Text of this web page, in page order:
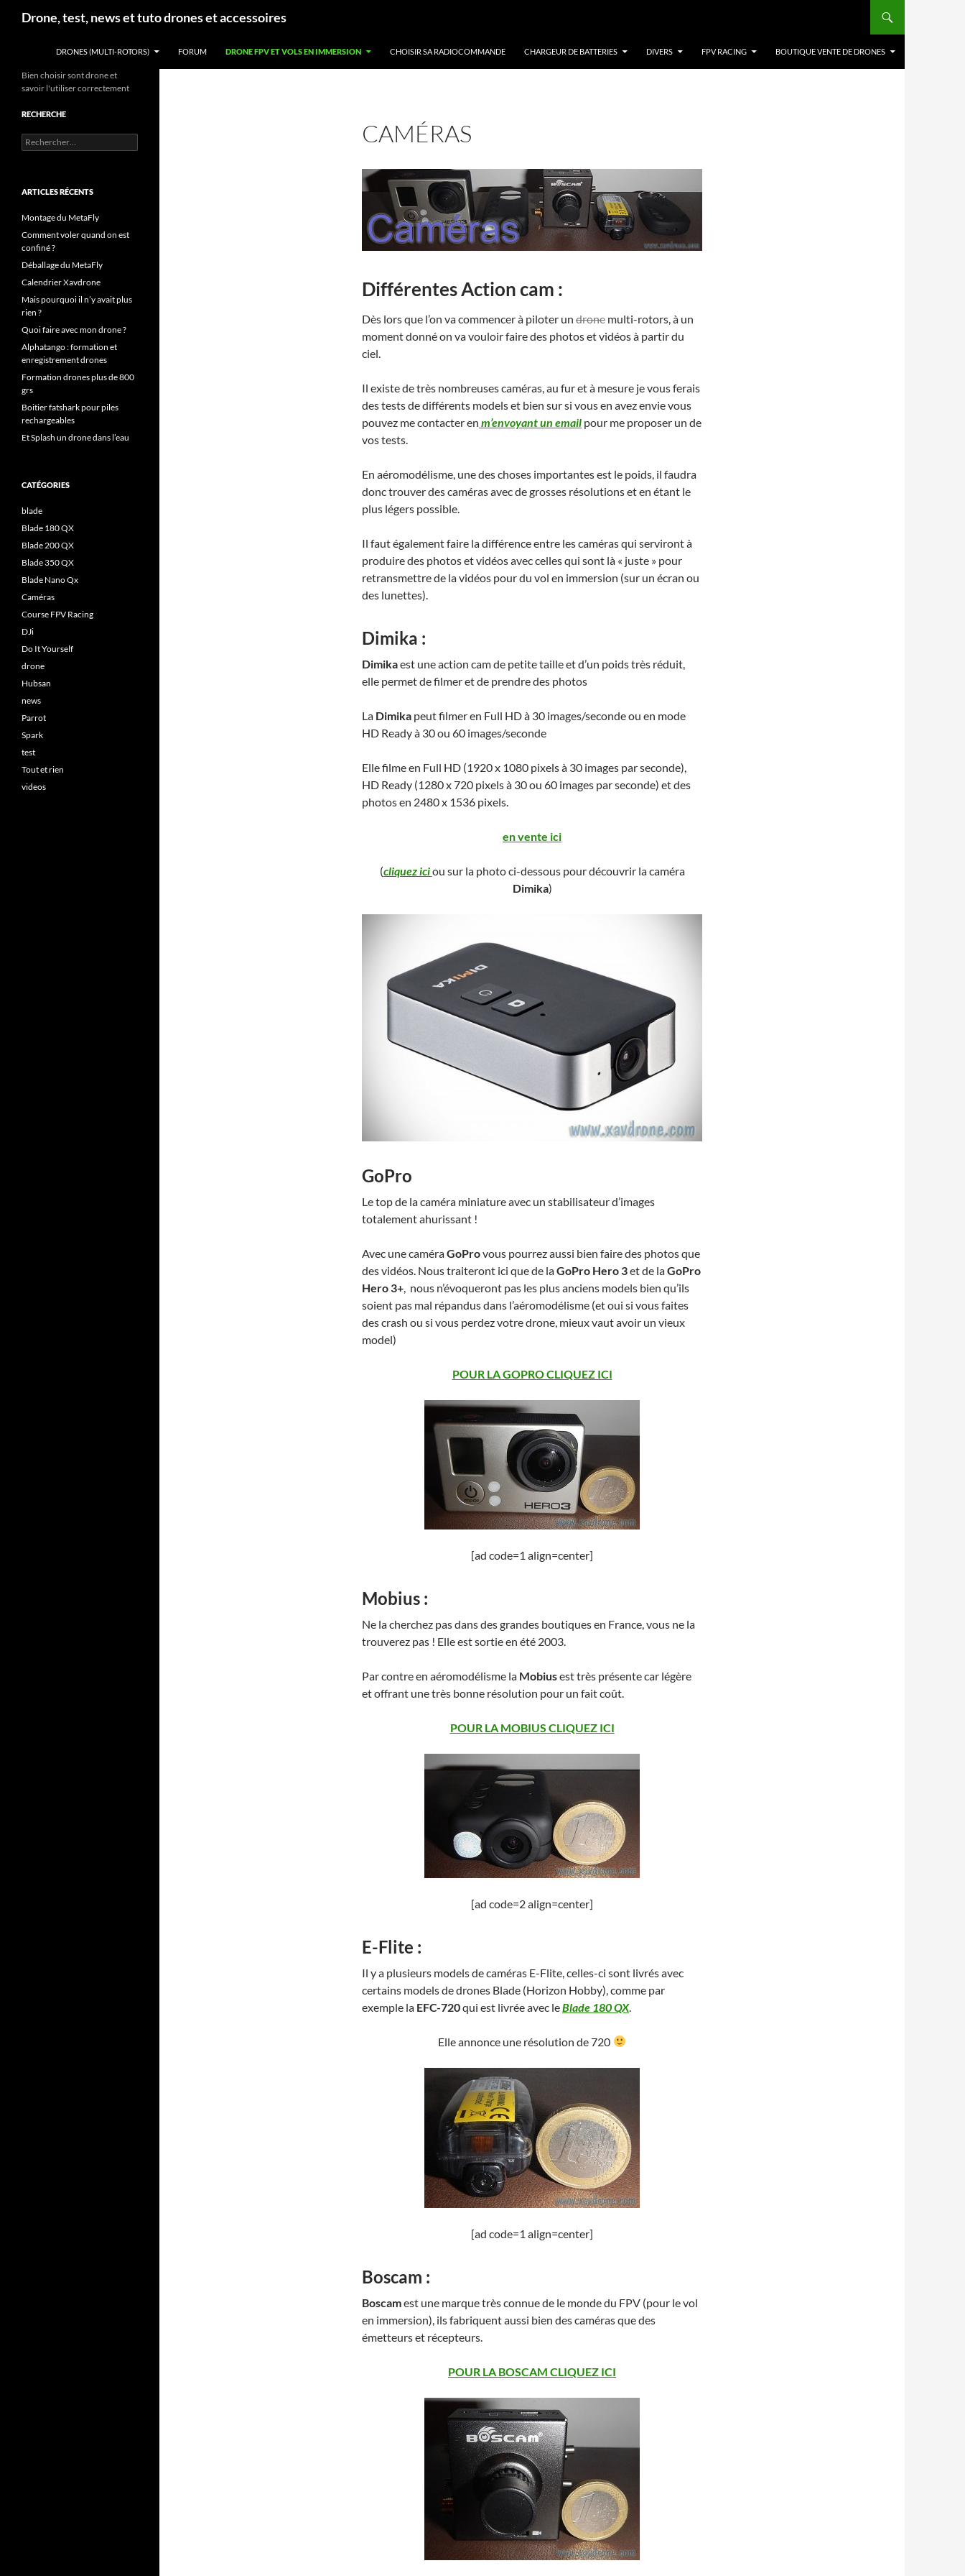
Drone, test, news et tuto drones et accessoires
DRONES (MULTI-ROTORS) FORUM DRONE FPV ET VOLS EN IMMERSION CHOISIR SA RADIOCOMMANDE CHARGEUR DE BATTERIES DIVERS FPV RACING BOUTIQUE VENTE DE DRONES
CAMÉRAS
Différentes Action cam :
Dès lors que l’on va commencer à piloter un drone multi-rotors, à un
moment donné on va vouloir faire des photos et vidéos à partir du
ciel.
Il existe de très nombreuses caméras, au fur et à mesure je vous ferais
des tests de différents models et bien sur si vous en avez envie vous
pouvez me contacter en m’envoyant un email pour me proposer un de
vos tests.
En aéromodélisme, une des choses importantes est le poids, il faudra
donc trouver des caméras avec de grosses résolutions et en étant le
plus légers possible.
Il faut également faire la différence entre les caméras qui serviront à
produire des photos et vidéos avec celles qui sont là « juste » pour
retransmettre de la vidéos pour du vol en immersion (sur un écran ou
des lunettes).
Dimika :
Dimikaest une action cam de petite taille et d’un poids très réduit,
elle permet de filmer et de prendre des photos
La Dimika peut filmer en Full HD à 30 images/seconde ou en mode
HD Ready à 30 ou 60 images/seconde
Elle filme en Full HD (1920 x 1080 pixels à 30 images par seconde),
HD Ready (1280 x 720 pixels à 30 ou 60 images par seconde) et des
photos en 2480 x 1536 pixels.
en vente ici
(cliquez iciou sur la photo ci-dessous pour découvrir la caméra
Dimika)
GoPro
Le top de la caméra miniature avec un stabilisateur d’images
totalement ahurissant !
Avec une caméraGoProvous pourrez aussi bien faire des photos que
des vidéos. Nous traiteront ici que de laGoPro Hero 3et de laGoPro
Hero 3+ , nous n’évoqueront pas les plus anciens models bien qu’ils
soient pas mal répandus dans l’aéromodélisme (et oui si vous faites
des crash ou si vous perdez votre drone, mieux vaut avoir un vieux
model)
POUR LA GOPRO CLIQUEZ ICI
[ad code=1 align=center]
Mobius :
Ne la cherchez pas dans des grandes boutiques en France, vous ne la
trouverez pas ! Elle est sortie en été 2003.
Par contre en aéromodélisme la Mobiusest très présente car légère
et offrant une très bonne résolution pour un fait coût.
POUR LA MOBIUS CLIQUEZ ICI
[ad code=2 align=center]
E-Flite :
Il y a plusieurs models de caméras E-Flite, celles-ci sont livrés avec
certains models de drones Blade (Horizon Hobby), comme par
exemple la EFC-720qui est livrée avec leBlade 180 QX.
Elle annonce une résolution de 720
[ad code=1 align=center]
Boscam :
Boscamest une marque très connue de le monde du FPV (pour le vol
en immersion), ils fabriquent aussi bien des caméras que des
émetteurs et récepteurs.
POUR LA BOSCAM CLIQUEZ ICI
Bien choisir sont drone et
savoir l'utiliser correctement
RECHERCHE
Rechercher :
ARTICLES RÉCENTS
Montage du MetaFly
Comment voler quand on est
confiné ?
Déballage du MetaFly
Calendrier Xavdrone
Mais pourquoi il n’y avait plus
rien ?
Quoi faire avec mon drone ?
Alphatango : formation et
enregistrement drones
Formation drones plus de 800
grs
Boitier fatshark pour piles
rechargeables
Et Splash un drone dans l’eau
CATÉGORIES
blade
Blade 180 QX
Blade 200 QX
Blade 350 QX
Blade Nano Qx
Caméras
Course FPV Racing
DJi
Do It Yourself
drone
Hubsan
news
Parrot
Spark
test
Tout et rien
videos